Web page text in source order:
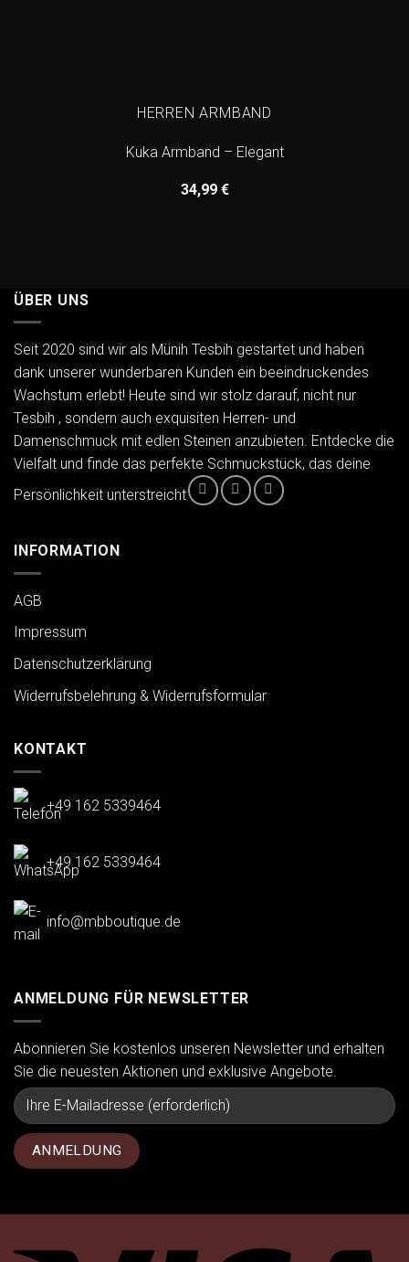
HERREN ARMBAND
Kuka Armband – Elegant
34,99 €
ÜBER UNS
Seit 2020 sind wir als Münih Tesbih gestartet und haben
dank unserer wunderbaren Kunden ein beeindruckendes
Wachstum erlebt! Heute sind wir stolz darauf, nicht nur
Tesbih , sondern auch exquisiten Herren- und
Damenschmuck mit edlen Steinen anzubieten. Entdecke die
Vielfalt und finde das perfekte Schmuckstück, das deine
Persönlichkeit unterstreicht
INFORMATION
AGB
Impressum
Datenschutzerklärung
Widerrufsbelehrung & Widerrufsformular
KONTAKT
+49 162 5339464
+49 162 5339464
info@mbboutique.de
ANMELDUNG FÜR NEWSLETTER
Abonnieren Sie kostenlos unseren Newsletter und erhalten
Sie die neuesten Aktionen und exklusive Angebote.